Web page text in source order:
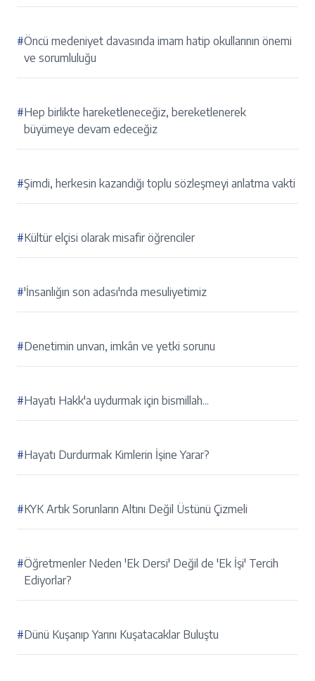
#Öncü medeniyet davasında imam hatip okullarının önemi
ve sorumluluğu
#Hep birlikte hareketleneceğiz, bereketlenerek
büyümeye devam edeceğiz
#Şimdi, herkesin kazandığı toplu sözleşmeyi anlatma vakti
#Kültür elçisi olarak misafir öğrenciler
#'İnsanlığın son adası'nda mesuliyetimiz
#Denetimin unvan, imkân ve yetki sorunu
#Hayatı Hakk'a uydurmak için bismillah...
#Hayatı Durdurmak Kimlerin İşine Yarar?
#KYK Artık Sorunların Altını Değil Üstünü Çizmeli
#Öğretmenler Neden 'Ek Dersi' Değil de 'Ek İşi' Tercih
Ediyorlar?
#Dünü Kuşanıp Yarını Kuşatacaklar Buluştu